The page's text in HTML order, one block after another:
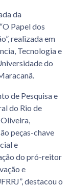
da
Papel dos
realizada em
Tecnologia e
do
de Pesquisa e
do Rio de
peças-chave
e
do pró-reitor
e
destacou o